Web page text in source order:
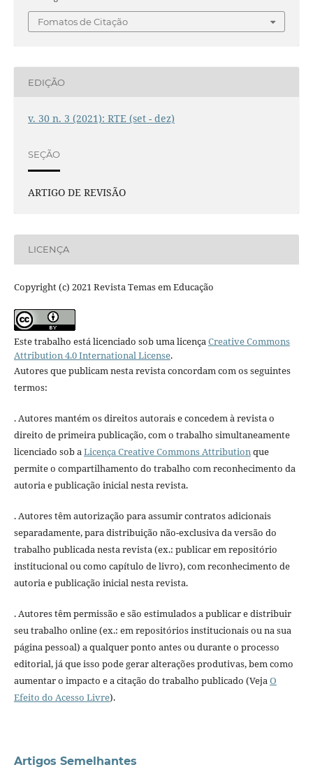
Fomatos de Citação
EDIÇÃO
v. 30 n. 3 (2021): RTE (set - dez)
SEÇÃO
ARTIGO DE REVISÃO
LICENÇA
Copyright (c) 2021 Revista Temas em Educação
Este trabalho está licenciado sob uma licença Creative Commons
Attribution 4.0 International License.
Autores que publicam nesta revista concordam com os seguintes
termos:
. Autores mantém os direitos autorais e concedem à revista o
direito de primeira publicação, com o trabalho simultaneamente
licenciado sob a Licença Creative Commons Attribution que
permite o compartilhamento do trabalho com reconhecimento da
autoria e publicação inicial nesta revista.
. Autores têm autorização para assumir contratos adicionais
separadamente, para distribuição não-exclusiva da versão do
trabalho publicada nesta revista (ex.: publicar em repositório
institucional ou como capítulo de livro), com reconhecimento de
autoria e publicação inicial nesta revista.
. Autores têm permissão e são estimulados a publicar e distribuir
seu trabalho online (ex.: em repositórios institucionais ou na sua
página pessoal) a qualquer ponto antes ou durante o processo
editorial, já que isso pode gerar alterações produtivas, bem como
aumentar o impacto e a citação do trabalho publicado (VejaO
Efeito do Acesso Livre).
Artigos Semelhantes